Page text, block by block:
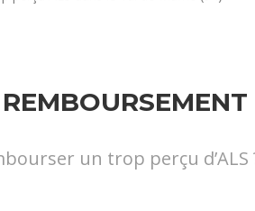
un trop perçu